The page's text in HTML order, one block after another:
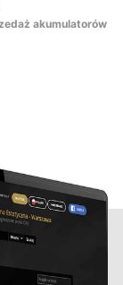
akumulatorów